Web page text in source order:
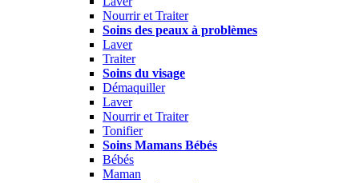
Nourrir et Traiter
Soins des peaux à problèmes
Laver
Traiter
Soins du visage
Démaquiller
Laver
Nourrir et Traiter
Tonifier
Soins Mamans Bébés
Bébés
Maman